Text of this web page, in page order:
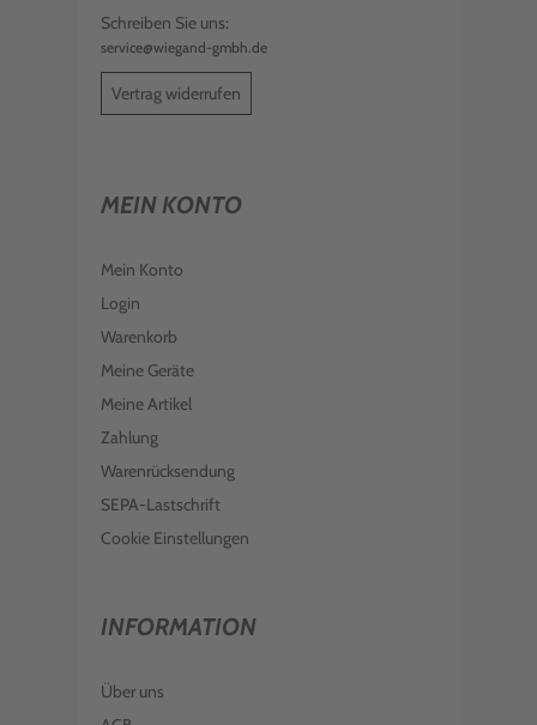
Schreiben Sie uns:
service@wiegand-gmbh.de
Vertrag widerrufen
MEIN KONTO
Mein Konto
Login
Warenkorb
Meine Geräte
Meine Artikel
Zahlung
Warenrücksendung
SEPA-Lastschrift
Cookie Einstellungen
INFORMATION
Über uns